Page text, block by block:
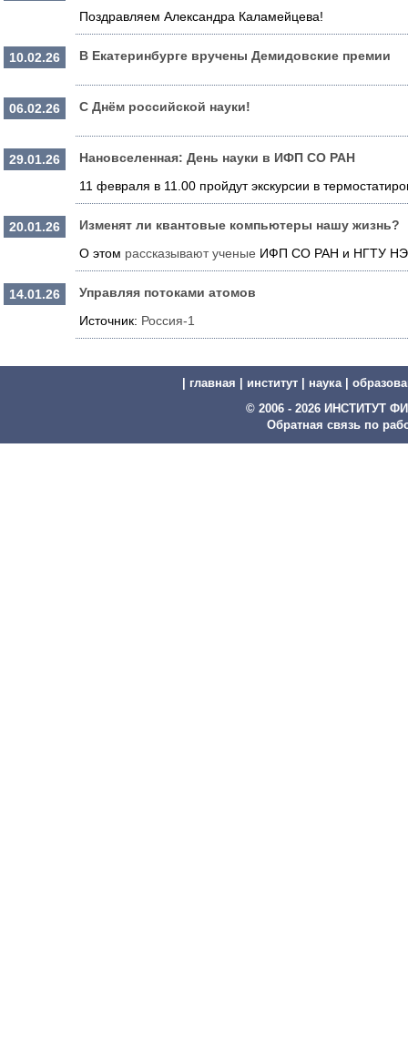
Поздравляем Александра Каламейцева!
10.02.26 В Екатеринбурге вручены Демидовские премии
06.02.26 С Днём российской науки!
29.01.26
Нановселенная: День науки в ИФП СО РАН
11 февраля в 11.00 пройдут экскурсии в
20.01.26
Изменят ли квантовые компьютеры нашу жизнь?
О этом рассказывают ученые ИФП СО РАН и НГТУ
14.01.26
Управляя потоками атомов
Источник: Россия-1
главная институт наука|
© 2006 - 2026 ИНСТИТУТ
Обратная связь по